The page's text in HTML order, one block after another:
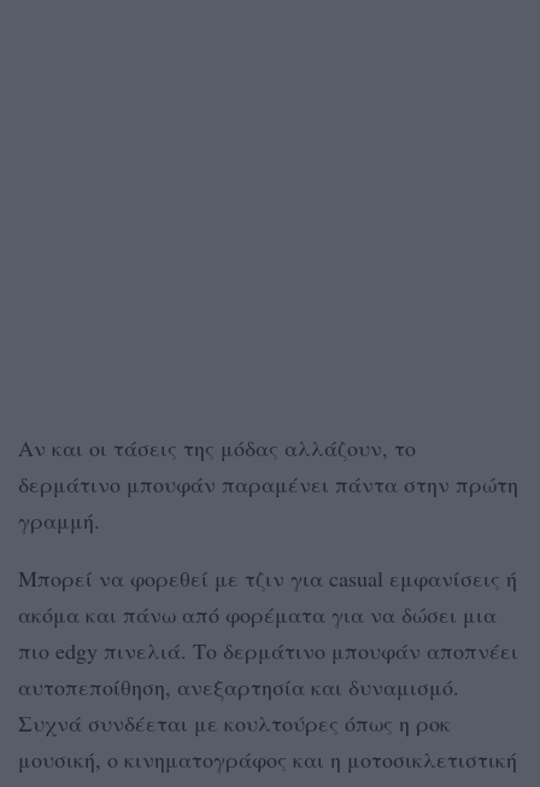
Αν και οι τάσεις της μόδας αλλάζουν, το
δερμάτινο μπουφάν παραμένει πάντα στην πρώτη
γραμμή.
Μπορεί να φορεθεί με τζιν για casual εμφανίσεις ή
ακόμα και πάνω από φορέματα για να δώσει μια
πιο edgy πινελιά. Το δερμάτινο μπουφάν αποπνέει
αυτοπεποίθηση, ανεξαρτησία και δυναμισμό.
Συχνά συνδέεται με κουλτούρες όπως η ροκ
μουσική, ο κινηματογράφος και η μοτοσικλετιστική